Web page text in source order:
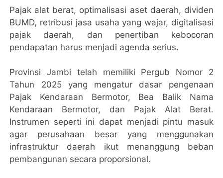
Pajak alat berat, optimalisasi aset daerah, dividen
BUMD, retribusi jasa usaha yang wajar, digitalisasi
pajak daerah, dan penertiban kebocoran
pendapatan harus menjadi agenda serius.
Provinsi Jambi telah memiliki Pergub Nomor 2
Tahun 2025 yang mengatur dasar pengenaan
Pajak Kendaraan Bermotor, Bea Balik Nama
Kendaraan Bermotor, dan Pajak Alat Berat.
Instrumen seperti ini dapat menjadi pintu masuk
agar perusahaan besar yang menggunakan
infrastruktur daerah ikut menanggung beban
pembangunan secara proporsional.